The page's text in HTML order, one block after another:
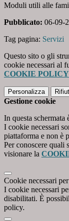
Moduli utili alle
Pubblicato: 06-09-
Tag pagina: Servizi
Questo sito o gli
cookie necessari al
COOKIE POLICY
Personalizza
Gestione cookie
In questa schermata
I cookie necessari
piattaforma e non è
Per conoscere quali
visionare la
Cookie necessari
I cookie necessari
disabilitati. È
policy.